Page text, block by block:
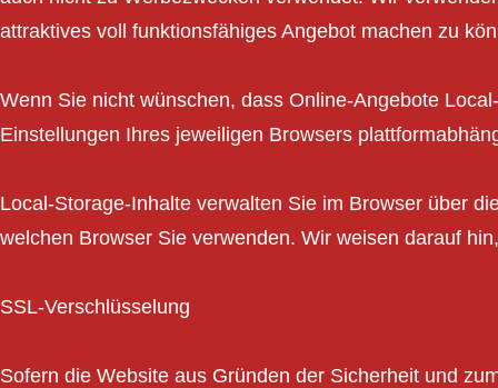
attraktives voll funktionsfähiges Angebot machen zu
Wenn Sie nicht wünschen, dass Online-Angebote
Einstellungen Ihres jeweiligen Browsers
Local-Storage-Inhalte verwalten Sie im Browser über
welchen Browser Sie verwenden. Wir weisen darauf
SSL-Verschlüsselung
Sofern die Website aus Gründen der Sicherheit und